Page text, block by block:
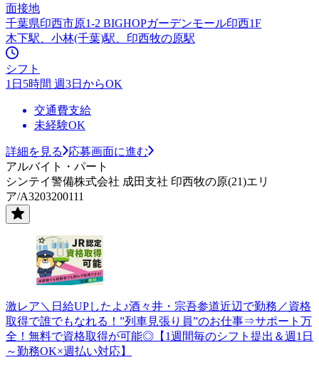
面接地
千葉県印西市原1-2 BIGHOPガーデンモール印西1F
木下駅、小林(千葉)駅、印西牧の原駅
シフト
1日5時間 週3日からOK
交通費支給
未経験OK
詳細を見る
応募画面に進む
アルバイト・パート
シンテイ警備株式会社 成田支社 印西牧の原(21)エリ
ア/A3203200111
激レア＼日給UPしたよ♪酒々井・宗吾参道近辺で勤務／資格
取得で誰でもなれる！”列車見張り員”のお仕事⇒サポート万
全！無料で資格取得が可能◎【1週間毎のシフト提出＆週1日
～勤務OK×週払い対応】